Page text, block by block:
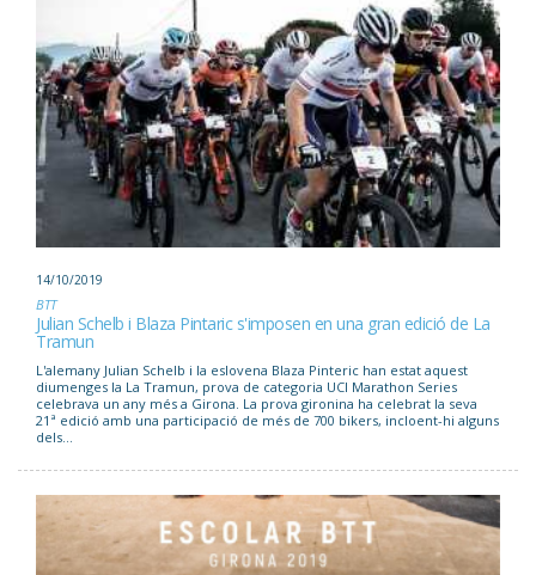
14/10/2019
BTT
Julian Schelb i Blaza Pintaric s'imposen en una gran edició de La
Tramun
L'alemany Julian Schelb i la eslovena Blaza Pinteric han estat aquest
diumenges la La Tramun, prova de categoria UCI Marathon Series
celebrava un any més a Girona. La prova gironina ha celebrat la seva
21ª edició amb una participació de més de 700 bikers, incloent-hi alguns
dels...